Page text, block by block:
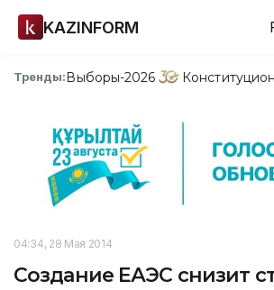
KAZINFORM
Тренды:Выборы-2026
04:34, 28 Мая 2014
Создание ЕАЭС снизит